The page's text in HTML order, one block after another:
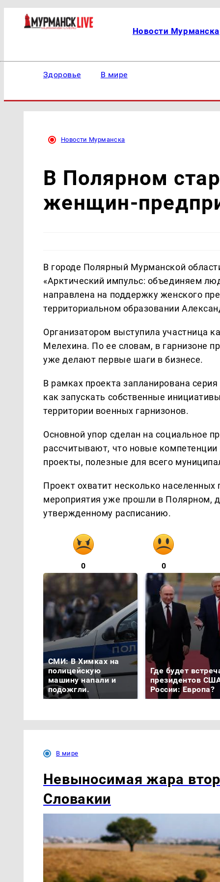
Новости Мурманска
Здоровье В мире
Новости Мурманска
В Полярном
женщин-
В городе Полярный Мурманской
«Арктический импульс: объединяем
направлена на поддержку женского
территориальном образовании
Организатором выступила участница
Мелехина. По ее словам, в гарнизоне
уже делают первые шаги в бизнесе.
В рамках проекта запланирована
как запускать собственные
территории военных гарнизонов.
Основной упор сделан на социальное
рассчитывают, что новые
проекты, полезные для всего
Проект охватит несколько
мероприятия уже прошли в Полярном,
утвержденному расписанию.
0 0
СМИ: В Химках на
полицейскую
машину напали и
подожгли.
Где будет
президентов
России: Европа?
В мире
Невыносимая жара
Словакии